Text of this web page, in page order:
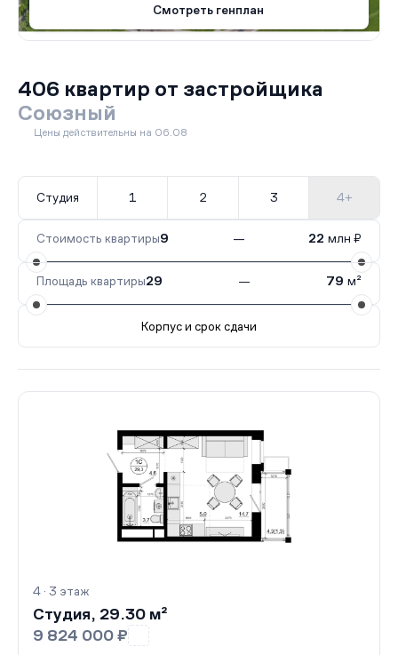
Смотреть генплан
406 квартир от застройщика
Союзный
Цены действительны на 06.08
Студия 1 2 3 4+
Стоимость квартиры9 — 22 млн ₽
Площадь квартиры29 — 79 м²
Корпус и срок сдачи
4402 кв.IV кв. 2028
4 · 3 этаж
Студия, 29.30 м²
9 824 000 ₽